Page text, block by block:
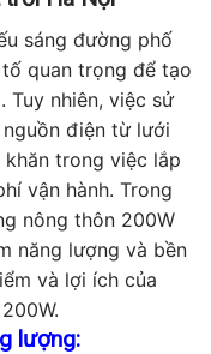
sáng đường phố
quan trọng để tạo
nhiên, việc sử
điện từ lưới
trong việc lắp
vận hành. Trong
nông thôn 200W
năng lượng và bền
và lợi ích của
lượng: